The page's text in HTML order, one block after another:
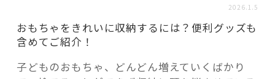
「モノ」
fleXe リノベ事例
2026.1.5
おもちゃをきれいに収納するには？便利グッズも
含めてご紹介！
子どものおもちゃ、どんどん増えていくばかり